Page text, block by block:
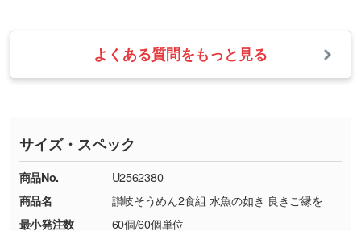
・1色印刷でグラデーションや濃淡を表現した
い
す。→詳しく見る
・コーポレートカラーを使って印刷したい／印
刷色にこだわりがある
DIC・PANTONEなどのカラーチップの指定や、
また、お選びいただいた印刷色が本体色に合わ
ない場合や仕上がりに影響しそうな場合は、ス
タッフから別の色をご案内することもございま
・お届け時に商品が損傷・故障している場合
・ご注文と異なる商品が届いた場合
・印刷不良があった場合
※詳しくは「商品の良品基準について
ください。
【返品・交換ができない場合】
・お客様の元で商品を加工された場合、または
業日以内に担当スタッフよりメールにてご連絡
いたします。
お急ぎの場合はお電話でのご質問も受け付けて
TEL：0422-29-9911 営業時間10:00～
18:00(土日祝日除く)
お問い合わせフォームはこちら
よくある質問をもっと見る
サイズ・スペック
商品No.
U2562380
商品名
讃岐そうめん2食組 水魚の如き 良きご縁を
最小発注数
60個/60個単位